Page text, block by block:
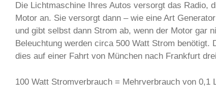
Die Lichtmaschine Ihres Autos versorgt das Radio,
Motor an. Sie versorgt dann – wie eine Art
und gibt selbst dann Strom ab, wenn der Motor gar
Beleuchtung werden circa 500 Watt Strom
dies auf einer Fahrt von München nach Frankfurt
100 Watt Stromverbrauch = Mehrverbrauch von 0,1